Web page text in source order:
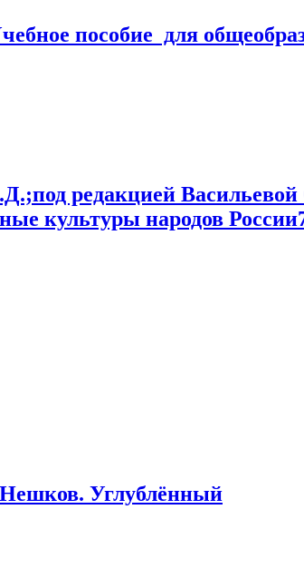
пособие для
редакцией
культуры народов
Углублённый